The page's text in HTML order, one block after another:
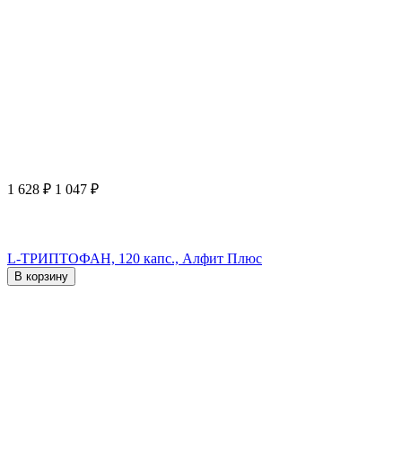
1 628 ₽ 1 047 ₽
L-ТРИПТОФАН, 120 капс., Алфит Плюс
В корзину